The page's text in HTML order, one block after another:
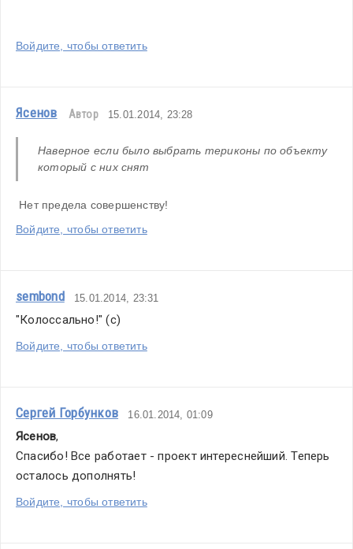
Войдите, чтобы ответить
Ясенов Автор 15.01.2014, 23:28
Наверное если было выбрать териконы по объекту
который с них снят
Нет предела совершенству!
Войдите, чтобы ответить
sembond 15.01.2014, 23:31
"Колоссально!" (с)
Войдите, чтобы ответить
Сергей Горбунков 16.01.2014, 01:09
Ясенов,
Спасибо! Все работает - проект интереснейший. Теперь
осталось дополнять!
Войдите, чтобы ответить